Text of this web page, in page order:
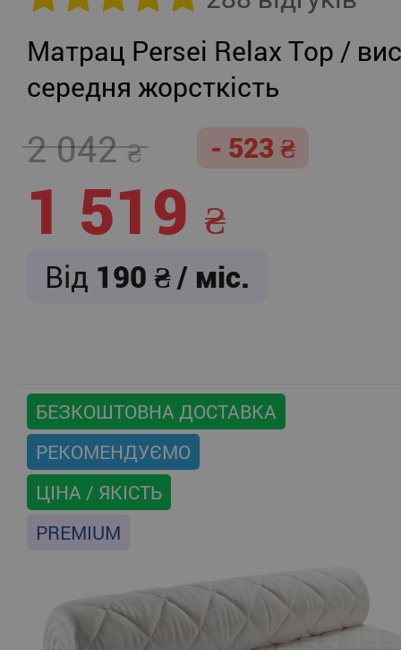
Матрац Persei Relax Top /
середня жорсткість
2 042 - 523
1 519
Від 190 / міс.
БЕЗКОШТОВНА ДОСТАВКА
РЕКОМЕНДУЄМО
ЦІНА / ЯКІСТЬ
PREMIUM